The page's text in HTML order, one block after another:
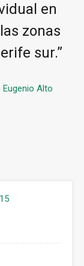
en
zonas
sur.”
Eugenio Alto